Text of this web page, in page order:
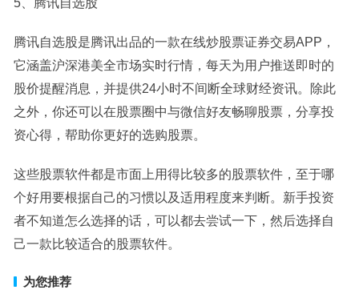
5、腾讯自选股
腾讯自选股是腾讯出品的一款在线炒股票证券交易APP，
它涵盖沪深港美全市场实时行情，每天为用户推送即时的
股价提醒消息，并提供24小时不间断全球财经资讯。除此
之外，你还可以在股票圈中与微信好友畅聊股票，分享投
资心得，帮助你更好的选购股票。
这些股票软件都是市面上用得比较多的股票软件，至于哪
个好用要根据自己的习惯以及适用程度来判断。新手投资
者不知道怎么选择的话，可以都去尝试一下，然后选择自
己一款比较适合的股票软件。
为您推荐